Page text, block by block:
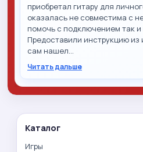
приобретал гитару для
оказалась не совместима с
помочь с подключением так и
Предоставили инструкцию из
сам нашел…
Читать дальше
Каталог
Игры